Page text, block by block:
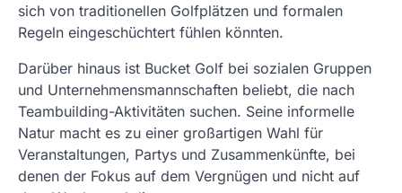
sich von traditionellen Golfplätzen und formalen
Regeln eingeschüchtert fühlen könnten.
Darüber hinaus ist Bucket Golf bei sozialen Gruppen
und Unternehmensmannschaften beliebt, die nach
Teambuilding-Aktivitäten suchen. Seine informelle
Natur macht es zu einer großartigen Wahl für
Veranstaltungen, Partys und Zusammenkünfte, bei
denen der Fokus auf dem Vergnügen und nicht auf